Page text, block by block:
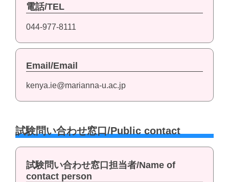
電話/TEL
044-977-8111
Email/Email
kenya.ie@marianna-u.ac.jp
試験問い合わせ窓口/Public contact
試験問い合わせ窓口担当者/Name of
contact person